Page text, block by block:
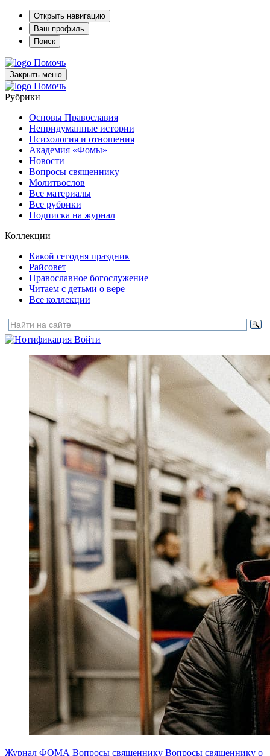
Открыть навигацию
Ваш профиль
Поиск
Помочь
Закрыть меню
Помочь
Рубрики
Основы Православия
Непридуманные истории
Психология и отношения
Академия «Фомы»
Новости
Вопросы священнику
Молитвослов
Все материалы
Все рубрики
Подписка на журнал
Коллекции
Какой сегодня праздник
Райсовет
Православное богослужение
Читаем с детьми о вере
Все коллекции
Войти
Журнал ФОМА Вопросы священнику Вопросы священнику о